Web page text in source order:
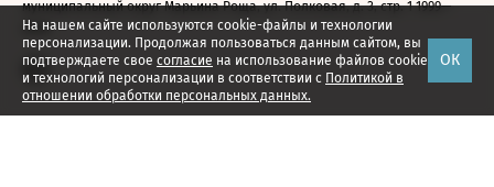
На нашем сайте используются cookie-файлы и технологии
персонализации. Продолжая пользоваться данным сайтом, вы
подтверждаете свое согласие на использование файлов cookie
и технологий персонализации в соответствии с Политикой в
отношении обработки персональных данных.
ОК
муниципальный округ Марьина Роща, ул. Полковая, д. 3, стр. 1 1999—
2026